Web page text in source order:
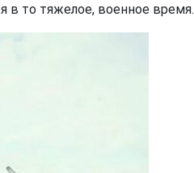
в то тяжелое, военное время.